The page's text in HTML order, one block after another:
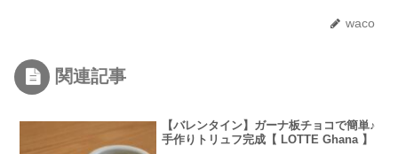
waco
関連記事
【バレンタイン】ガーナ板チョコで簡単♪
手作りトリュフ完成【 LOTTE Ghana 】